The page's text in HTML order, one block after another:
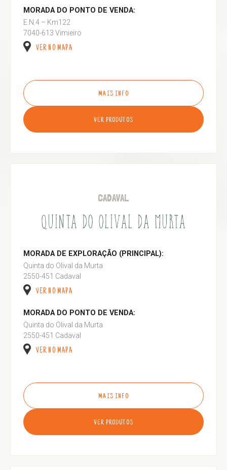
MORADA DO PONTO DE VENDA:
E.N.4 – Km122
7040-613 Vimieiro
VER NO MAPA
MAIS INFO
VER PRODUTOS
CADAVAL
QUINTA DO OLIVAL DA MURTA
MORADA DE EXPLORAÇÃO (PRINCIPAL):
Quinta do Olival da Murta
2550-451 Cadaval
VER NO MAPA
MORADA DO PONTO DE VENDA:
Quinta do Olival da Murta
2550-451 Cadaval
VER NO MAPA
MAIS INFO
VER PRODUTOS